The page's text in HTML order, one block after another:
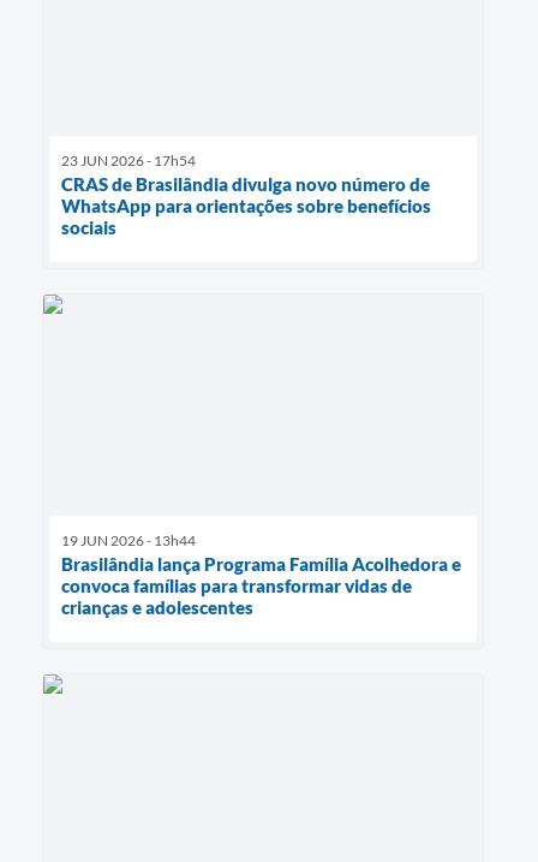
23 JUN 2026 - 17h54
CRAS de Brasilândia divulga novo número de
WhatsApp para orientações sobre benefícios
sociais
19 JUN 2026 - 13h44
Brasilândia lança Programa Família Acolhedora e
convoca famílias para transformar vidas de
crianças e adolescentes